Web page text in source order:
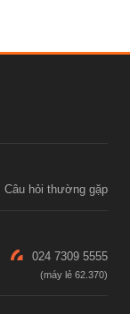
Câu hỏi thường gặp
024 7309 5555